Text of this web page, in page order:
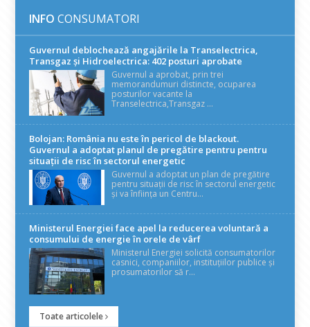
INFO CONSUMATORI
Guvernul deblochează angajările la Transelectrica,
Transgaz și Hidroelectrica: 402 posturi aprobate
Guvernul a aprobat, prin trei
memorandumuri distincte, ocuparea
posturilor vacante la
Transelectrica,Transgaz ...
Bolojan: România nu este în pericol de blackout.
Guvernul a adoptat planul de pregătire pentru pentru
situații de risc în sectorul energetic
Guvernul a adoptat un plan de pregătire
pentru situații de risc în sectorul energetic
și va înființa un Centru...
Ministerul Energiei face apel la reducerea voluntară a
consumului de energie în orele de vârf
Ministerul Energiei solicită consumatorilor
casnici, companiilor, instituțiilor publice și
prosumatorilor să r...
Toate articolele